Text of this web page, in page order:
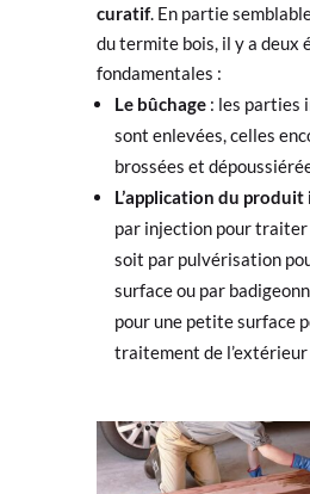
curatif. En partie
du termite bois, il y a deux
fondamentales :
Le bûchage: les parties
sont enlevées, celles
brossées et
L’application du
par injection pour traiter
soit par pulvérisation
surface ou par
pour une petite surface
traitement de l’extérieur